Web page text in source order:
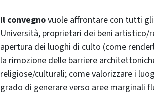
Il convegnovuole affrontare con tutti
Università, proprietari dei beni
apertura dei luoghi di culto (come
la rimozione delle barriere
religiose/culturali; come valorizzare i
grado di generare verso aree marginali